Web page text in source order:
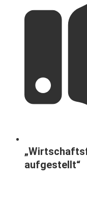
aufgestellt“